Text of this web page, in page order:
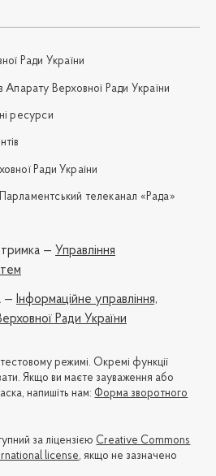
Ради України
Апарату Верховної Ради України
ресурси
Ради України
телеканал «Рада»
— Управління
— Інформаційне управління,
Ради України
режимі. Окремі функції
Якщо ви маєте зауваження або
напишіть нам: Форма зворотного
за ліцензією Creative Commons
license, якщо не зазначено